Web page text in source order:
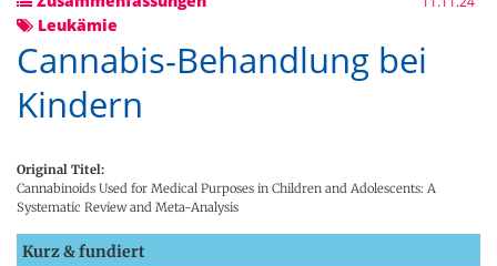
Leukämie
Cannabis-Behandlung bei
Kindern
Original Titel:
Cannabinoids Used for Medical Purposes in Children and Adolescents: A
Systematic Review and Meta-Analysis
Kurz & fundiert